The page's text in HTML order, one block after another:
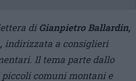
di Gianpietro Ballardin,
indirizzata a consiglieri
Il tema parte dallo
piccoli comuni montani e